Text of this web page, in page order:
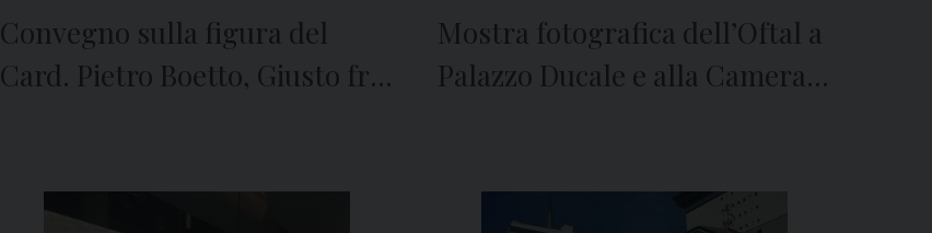
Convegno sulla figura del
Card. Pietro Boetto, Giusto fra
Mostra fotografica dell’Oftal a
Palazzo Ducale e alla Camera